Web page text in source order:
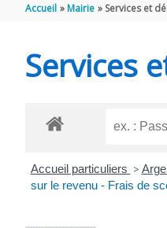
Accueil Mairie Services et
Services
Accueil particuliers >
sur le revenu - Frais de